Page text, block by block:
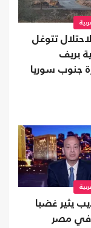
تتوغل
بريف
جنوب سوريا
يثير غضبا
في مصر